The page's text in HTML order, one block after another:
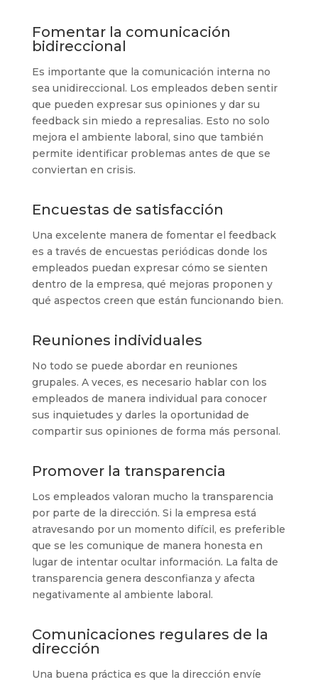
Fomentar la comunicación
bidireccional
Es importante que la comunicación interna no
sea unidireccional. Los empleados deben sentir
que pueden expresar sus opiniones y dar su
feedback sin miedo a represalias. Esto no solo
mejora el ambiente laboral, sino que también
permite identificar problemas antes de que se
conviertan en crisis.
Encuestas de satisfacción
Una excelente manera de fomentar el feedback
es a través de encuestas periódicas donde los
empleados puedan expresar cómo se sienten
dentro de la empresa, qué mejoras proponen y
qué aspectos creen que están funcionando bien.
Reuniones individuales
No todo se puede abordar en reuniones
grupales. A veces, es necesario hablar con los
empleados de manera individual para conocer
sus inquietudes y darles la oportunidad de
compartir sus opiniones de forma más personal.
Promover la transparencia
Los empleados valoran mucho la transparencia
por parte de la dirección. Si la empresa está
atravesando por un momento difícil, es preferible
que se les comunique de manera honesta en
lugar de intentar ocultar información. La falta de
transparencia genera desconfianza y afecta
negativamente al ambiente laboral.
Comunicaciones regulares de la
dirección
Una buena práctica es que la dirección envíe